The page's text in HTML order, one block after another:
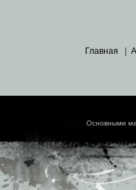
Главная
Основными